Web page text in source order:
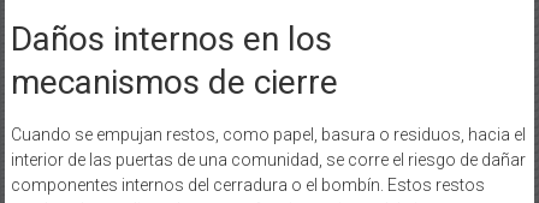
Daños internos en los
mecanismos de cierre
Cuando se empujan restos, como papel, basura o residuos, hacia el
interior de las puertas de una comunidad, se corre el riesgo de dañar
componentes internos del cerradura o el bombín. Estos restos